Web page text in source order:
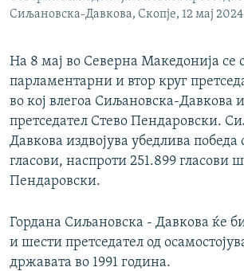
Сиљановска-Давкова, Скопје, 12 мај
На 8 мај во Северна Македонија се
парламентарни и втор круг
во кој влегоа Сиљановска-Давкова
претседател Стево Пендаровски.
Давкова издвојува убедлива победа
гласови, наспроти 251.899 гласови
Пендаровски.
Гордана Сиљановска - Давкова ќе
и шести претседател од
државата во 1991 година.